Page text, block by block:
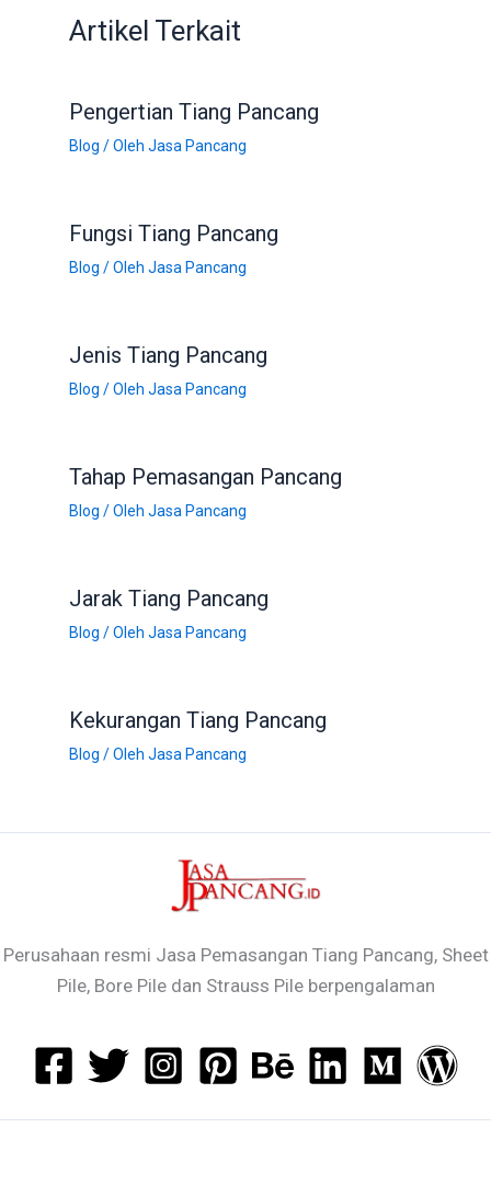
Artikel Terkait
Pengertian Tiang Pancang
Blog / Oleh Jasa Pancang
Fungsi Tiang Pancang
Blog / Oleh Jasa Pancang
Jenis Tiang Pancang
Blog / Oleh Jasa Pancang
Tahap Pemasangan Pancang
Blog / Oleh Jasa Pancang
Jarak Tiang Pancang
Blog / Oleh Jasa Pancang
Kekurangan Tiang Pancang
Blog / Oleh Jasa Pancang
Perusahaan resmi Jasa Pemasangan Tiang Pancang, Sheet
Pile, Bore Pile dan Strauss Pile berpengalaman